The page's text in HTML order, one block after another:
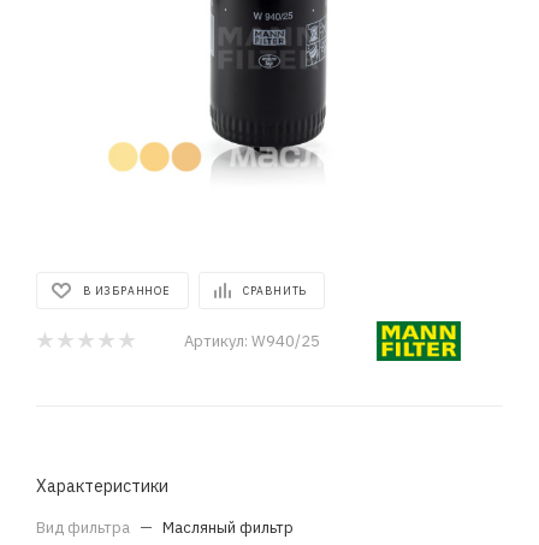
В ИЗБРАННОЕ СРАВНИТЬ
Артикул: W940/25
Характеристики
Вид фильтра — Масляный фильтр